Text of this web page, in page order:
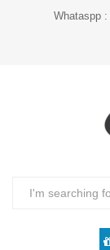
Whataspp :